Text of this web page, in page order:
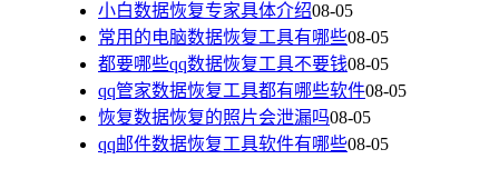
小白数据恢复专家具体介绍08-05
常用的电脑数据恢复工具有哪些08-05
都要哪些qq数据恢复工具不要钱08-05
qq管家数据恢复工具都有哪些软件08-05
恢复数据恢复的照片会泄漏吗08-05
qq邮件数据恢复工具软件有哪些08-05